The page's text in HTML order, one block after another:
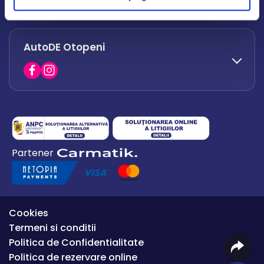
office.afumati@autode.ro
0730 063 852
0730 063 851
AutoDE Otopeni
0754 649 360
office.premium@autode.ro
Partener
Cookies
Termeni si conditii
Politica de Confidentialitate
Politica de rezervare online